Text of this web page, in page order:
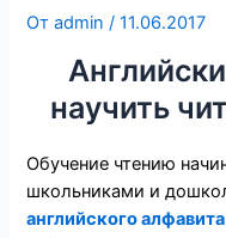
Отadmin/11.06.2017
научить
Обучение чтению
школьниками и
английского алфавита